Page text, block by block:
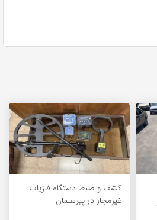
کشف و ضبط دستگاه فلزیاب
غیرمجاز در پیرسلمان